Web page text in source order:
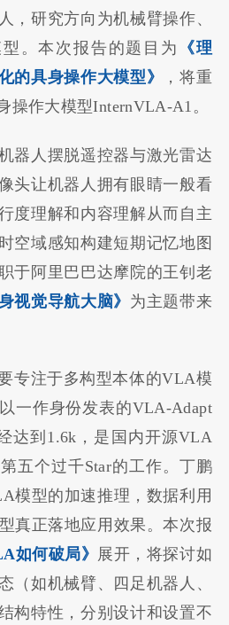
，研究方向为机械臂操作、
。本次报告的题目为
《理
的具身操作大模型》
，将重
操作大模型InternVLA-A1。
器人摆脱遥控器与激光雷达
头让机器人拥有眼睛一般看
度理解和内容理解从而自主
空域感知构建短期记忆地图
于阿里巴巴达摩院的王钊老
视觉导航大脑》 为主题带来
专注于多构型本体的VLA模
一作身份发表的VLA-Adapt
达到1.6k，是国内开源VLA
五个过千Star的工作。丁鹏
模型的加速推理，数据利用
真正落地应用效果。本次报
如何破局》 展开，将探讨如
（如机械臂、四足机器人、
构特性，分别设计和设置不